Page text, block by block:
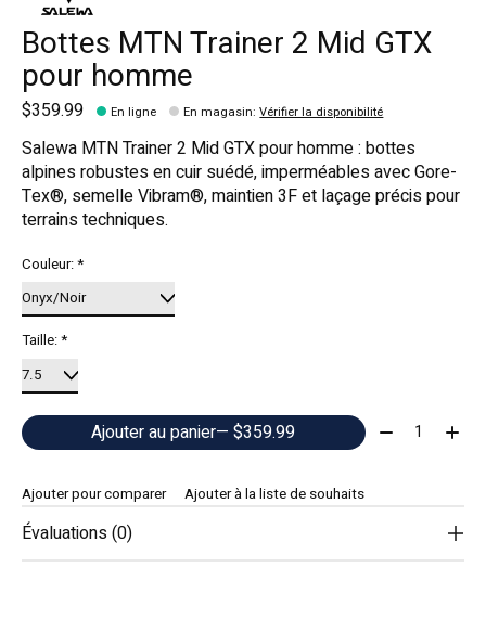
Bottes MTN Trainer 2 Mid GTX
pour homme
$359.99 En ligne En magasin:Vérifier la disponibilité
Salewa MTN Trainer 2 Mid GTX pour homme : bottes
alpines robustes en cuir suédé, imperméables avec Gore-
Tex®, semelle Vibram®, maintien 3F et laçage précis pour
terrains techniques.
Couleur:*
Taille:*
Ajouter au panier — $359.99 Quantité:
Ajouter pour comparer Ajouter à la liste de souhaits
Évaluations (0)